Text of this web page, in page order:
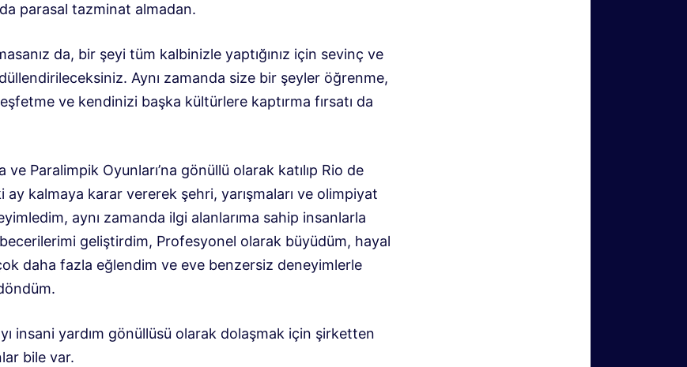
parasal tazminat almadan.
da, bir şeyi tüm kalbinizle yaptığınız için sevinç ve
Aynı zamanda size bir şeyler öğrenme,
ve kendinizi başka kültürlere kaptırma fırsatı da
ve Paralimpik Oyunları’na gönüllü olarak katılıp Rio de
ay kalmaya karar vererek şehri, yarışmaları ve olimpiyat
aynı zamanda ilgi alanlarıma sahip insanlarla
becerilerimi geliştirdim, Profesyonel olarak büyüdüm, hayal
daha fazla eğlendim ve eve benzersiz deneyimlerle
insani yardım gönüllüsü olarak dolaşmak için şirketten
bile var.